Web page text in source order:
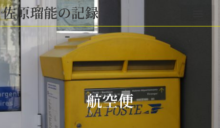
佐原瑠能の記録
航空便